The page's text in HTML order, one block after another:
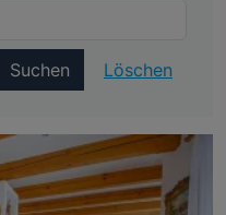
Suchen Löschen